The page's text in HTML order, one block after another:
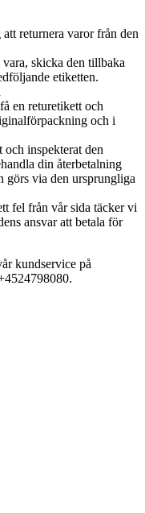
returnera varor från den
skicka den tillbaka
etiketten.
en returetikett och
och i
inspekterat den
din återbetalning
görs via den ursprungliga
fel från vår sida täcker vi
ansvar att betala för
kundservice på